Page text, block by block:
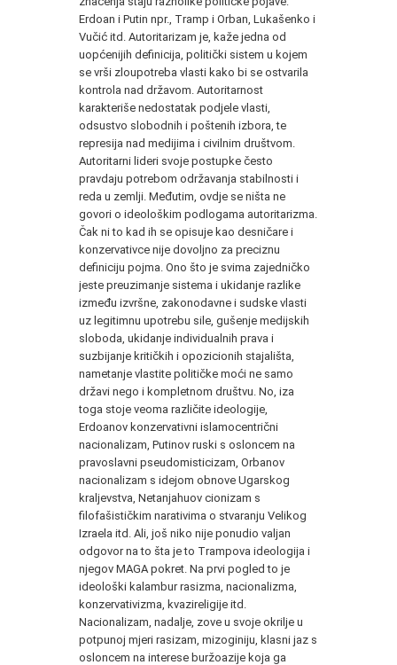
Erdoan i Putin npr., Tramp i Orban, Lukašenko i
Vučić itd. Autoritarizam je, kaže jedna od
uopćenijih definicija, politički sistem u kojem
se vrši zloupotreba vlasti kako bi se ostvarila
kontrola nad državom. Autoritarnost
karakteriše nedostatak podjele vlasti,
odsustvo slobodnih i poštenih izbora, te
represija nad medijima i civilnim društvom.
Autoritarni lideri svoje postupke često
pravdaju potrebom održavanja stabilnosti i
reda u zemlji. Međutim, ovdje se ništa ne
govori o ideološkim podlogama autoritarizma.
Čak ni to kad ih se opisuje kao desničare i
konzervativce nije dovoljno za preciznu
definiciju pojma. Ono što je svima zajedničko
jeste preuzimanje sistema i ukidanje razlike
između izvršne, zakonodavne i sudske vlasti
uz legitimnu upotrebu sile, gušenje medijskih
sloboda, ukidanje individualnih prava i
suzbijanje kritičkih i opozicionih stajališta,
nametanje vlastite političke moći ne samo
državi nego i kompletnom društvu. No, iza
toga stoje veoma različite ideologije,
Erdoanov konzervativni islamocentrični
nacionalizam, Putinov ruski s osloncem na
pravoslavni pseudomisticizam, Orbanov
nacionalizam s idejom obnove Ugarskog
kraljevstva, Netanjahuov cionizam s
filofašističkim narativima o stvaranju Velikog
Izraela itd. Ali, još niko nije ponudio valjan
odgovor na to šta je to Trampova ideologija i
njegov MAGA pokret. Na prvi pogled to je
ideološki kalambur rasizma, nacionalizma,
konzervativizma, kvazireligije itd.
Nacionalizam, nadalje, zove u svoje okrilje u
potpunoj mjeri rasizam, mizoginiju, klasni jaz s
osloncem na interese buržoazije koja ga